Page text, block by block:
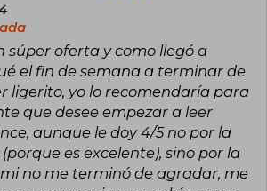
súper oferta y como llegó a
el fin de semana a terminar de
ligerito, yo lo recomendaría para
que desee empezar a leer
aunque le doy 4/5 no por la
es excelente), sino por la
no me terminó de agradar, me